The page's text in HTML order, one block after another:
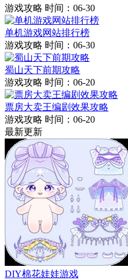
游戏攻略 时间：06-30
单机游戏网站排行榜
游戏攻略 时间：06-30
蜀山天下前期攻略
游戏攻略 时间：06-20
票房大卖王编剧效果攻略
游戏攻略 时间：06-20
最新更新
DIY棉花娃娃游戏